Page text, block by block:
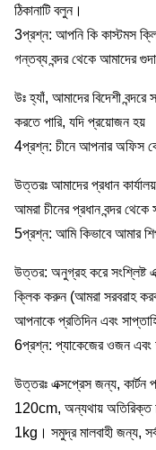
ঠিকানাটি বলুন।
3প্রশ্ন: আপনি কি কাস্টমস
গন্তব্য বন্দর থেকে আমাদের
উঃ হ্যাঁ, আমাদের বিদেশী
করতে পারি, যদি প্রয়োজন হয়
4প্রশ্ন: চীনে আপনার অফিস
উত্তরঃ আমাদের প্রধান
আমরা চীনের প্রধান বন্দর থেকে
5প্রশ্ন: আমি কিভাবে আমার
উত্তর: অনুগ্রহ করে সংশ্লিষ্ট
ক্লিক করুন (আমরা সরবরাহ
আপনাকে প্রতিদিন এবং
6প্রশ্ন: প্যাকেজের ওজন এবং
উত্তরঃ এক্সপ্রেস জন্য, কার্টন
120cm, অন্যথায় অতিরিক্ত
1kg। সমুদ্র মালবাহী জন্য,